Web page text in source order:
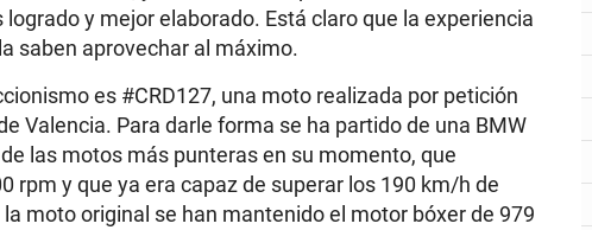
y mejor elaborado. Está claro que la experiencia
saben aprovechar al máximo.
es #CRD127, una moto realizada por petición
Valencia. Para darle forma se ha partido de una BMW
de las motos más punteras en su momento, que
rpm y que ya era capaz de superar los 190 km/h de
moto original se han mantenido el motor bóxer de 979